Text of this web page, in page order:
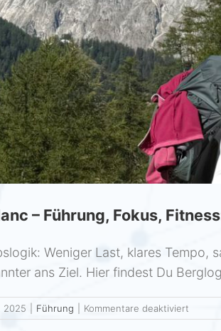
– Führung, Fokus,
Weniger Last, klares Tempo,
ans Ziel. Hier findest Du
2025 Führung Kommentare deaktiviert
Tour